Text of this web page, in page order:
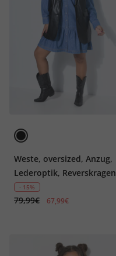
Weste, oversized, Anzug,
Lederoptik, Reverskragen
- 15%
79,99€ 67,99€